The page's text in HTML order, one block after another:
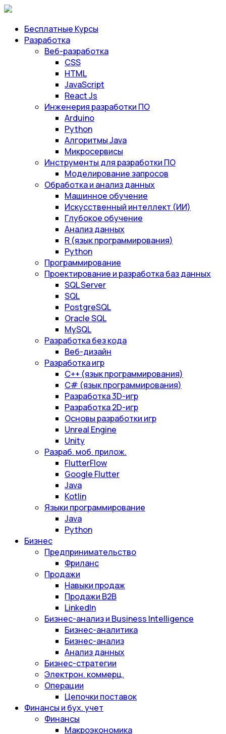
Бесплатные Курсы
Разработка
Веб-разработка
CSS
HTML
JavaScript
React Js
Инженерия разработки ПО
Arduino
Python
Алгоритмы Java
Микросервисы
Инструменты для разработки ПО
Моделирование запросов
Обработка и анализ данных
Машинное обучение
Искусственный интеллект (ИИ)
Глубокое обучение
Анализ данных
R (язык программирования)
Python
Программирование
Проектирование и разработка баз данных
SQL Server
SQL
PostgreSQL
Oracle SQL
MySQL
Разработка без кода
Веб-дизайн
Разработка игр
С++ (язык программирования)
С# (язык программирования)
Разработка 3D-игр
Разработка 2D-игр
Основы разработки игр
Unreal Engine
Unity
Разраб. моб. прилож.
FlutterFlow
Google Flutter
Java
Kotlin
Языки программирование
Java
Python
Бизнес
Предпринимательство
Фриланс
Продажи
Навыки продаж
Продажи B2B
LinkedIn
Бизнес-анализ и Business Intelligence
Бизнес-аналитика
Бизнес-анализ
Анализ данных
Бизнес-стратегии
Электрон. коммерц.
Операции
Цепочки поставок
Финансы и бух. учет
Финансы
Макроэкономика